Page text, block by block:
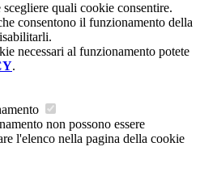
quali cookie consentire.
consentono il funzionamento della
necessari al funzionamento potete
.
non possono essere
l'elenco nella pagina della cookie